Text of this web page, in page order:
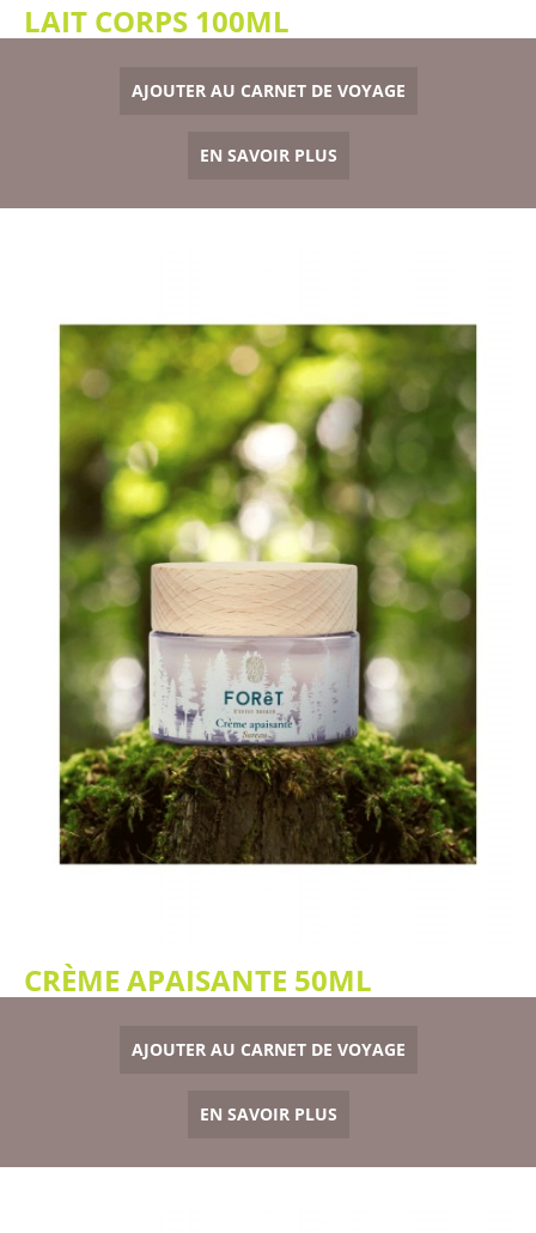
LAIT CORPS 100ML
AJOUTER AU CARNET DE VOYAGE
EN SAVOIR PLUS
CRÈME APAISANTE 50ML
AJOUTER AU CARNET DE VOYAGE
EN SAVOIR PLUS